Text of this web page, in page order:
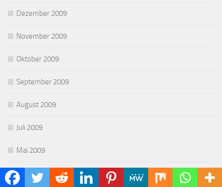
Dezember 2009
November 2009
Oktober 2009
September 2009
August 2009
Juli 2009
Mai 2009
April 2009